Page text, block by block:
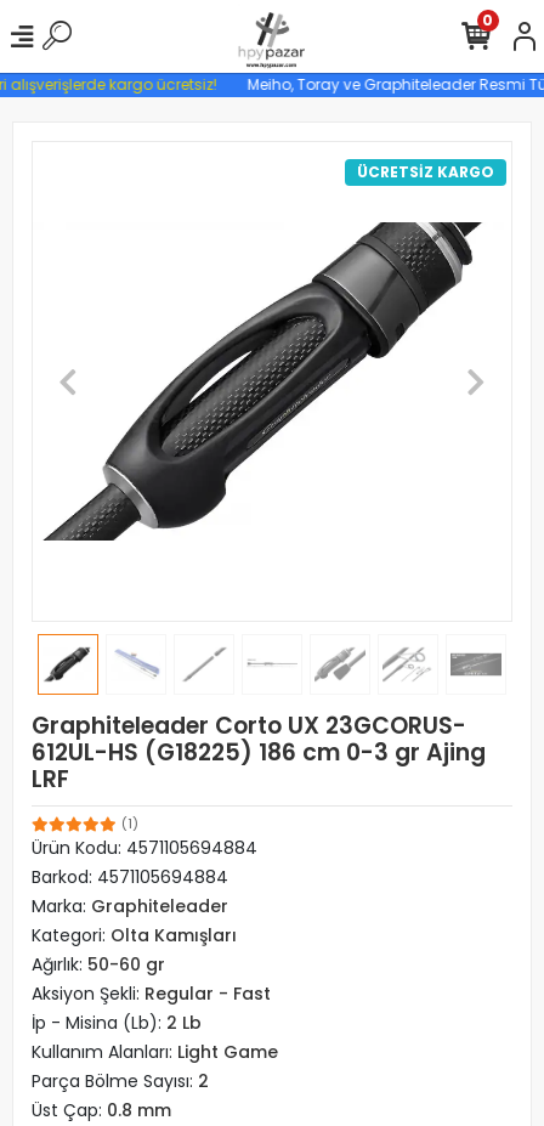
alışverişlerde kargo ücretsiz! Meiho, Toray ve Graphiteleader Resmi
0
ÜCRETSİZ KARGO
Graphiteleader Corto UX 23GCORUS-
612UL-HS (G18225) 186 cm 0-3 gr Ajing
LRF
(1)
Ürün Kodu: 4571105694884
Barkod: 4571105694884
Marka: Graphiteleader
Kategori: Olta Kamışları
Ağırlık: 50-60 gr
Aksiyon Şekli: Regular - Fast
İp - Misina (Lb): 2 Lb
Kullanım Alanları: Light Game
Parça Bölme Sayısı: 2
Üst Çap: 0.8 mm